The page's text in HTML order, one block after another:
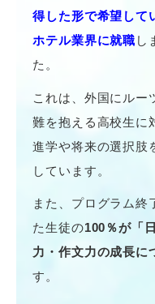
得した形で希望して
ホテル業界に就職 し
た。
これは、外国にルー
難を抱える高校生に
進学や将来の選択肢
しています。
また、プログラム終
た生徒の100％が「
力・作文力の成長に
す。